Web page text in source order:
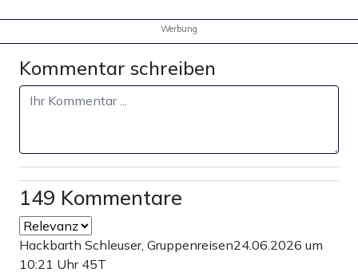
Werbung
Kommentar schreiben
149 Kommentare
Hackbarth Schleuser, Gruppenreisen24.06.2026 um
10:21 Uhr 45T